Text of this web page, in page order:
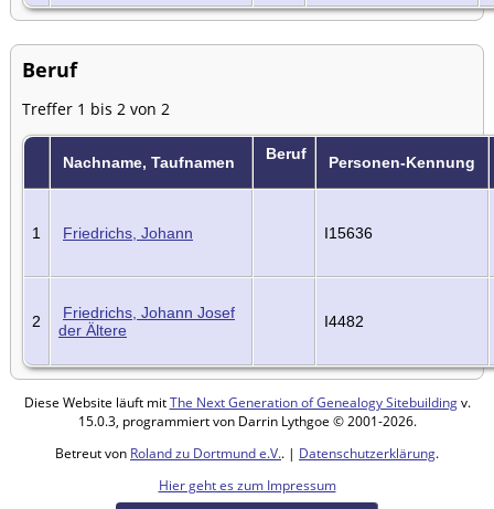
Beruf
Treffer 1 bis 2 von 2
Nachname, Taufnamen Beruf Personen-Kennung
1 Friedrichs, Johann I15636
2
Friedrichs, Johann Josef
der Ältere
I4482
Diese Website läuft mitThe Next Generation of Genealogy Sitebuildingv.
15.0.3, programmiert von Darrin Lythgoe © 2001-2026.
Betreut von Roland zu Dortmund e.V.. | Datenschutzerklärung.
Hier geht es zum Impressum